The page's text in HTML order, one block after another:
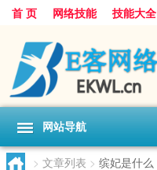
首 页 网络技能 技能大全
网站导航
> 文章列表 > 缤妃是什么